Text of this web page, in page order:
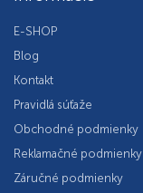
E-SHOP
Blog
Kontakt
Pravidlá súťaže
Obchodné podmienky
Reklamačné podmienky
Záručné podmienky